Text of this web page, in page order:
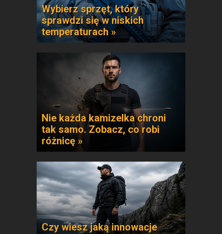
Wybierz sprzęt, który
sprawdzi się w niskich
temperaturach »
Nie każda kamizelka chroni
tak samo. Zobacz, co robi
różnicę »
Czy wiesz jaką innowacje